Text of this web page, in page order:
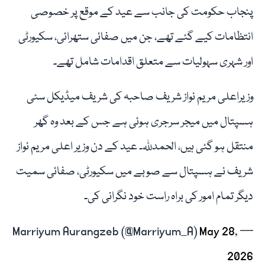
پنجاب حکومت کی جانب سے عید کے موقع پر خصوصی
انتظامات کیے گئے تھے، جن میں صفائی ستھرائی، سکیورٹی
اور شہری سہولیات سے متعلق اقدامات شامل تھے۔
وزیراعلی مریم نواز شریف صاحبہ کی شریف میڈیکل سٹی
ہسپتال میں میجر سرجری ہوئی ہے جس کے بعد وہ گھر
منتقل ہو گئی ہیں، الحمدللہ۔ عید کے دن وزیر اعلی مریم نواز
شریف نے ہسپتال سے صوبے میں سکیورٹی، صفائی سمیت
دیگر تمام امور کی براہ راست خود نگرانی کی۔
— Marriyum Aurangzeb (@Marriyum_A)
May 28,
2026